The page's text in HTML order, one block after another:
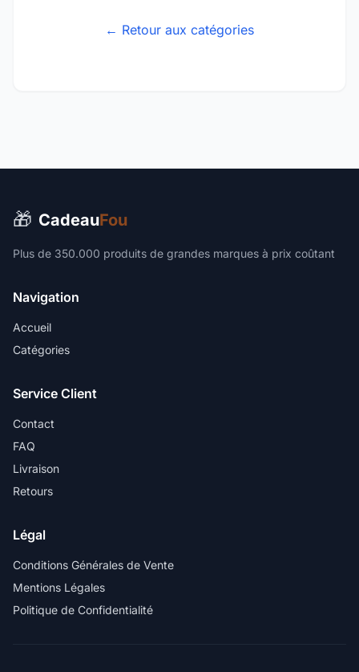
← Retour aux catégories
🎁 CadeauFou
Plus de 350.000 produits de grandes marques à prix coûtant
Navigation
Accueil
Catégories
Service Client
Contact
FAQ
Livraison
Retours
Légal
Conditions Générales de Vente
Mentions Légales
Politique de Confidentialité